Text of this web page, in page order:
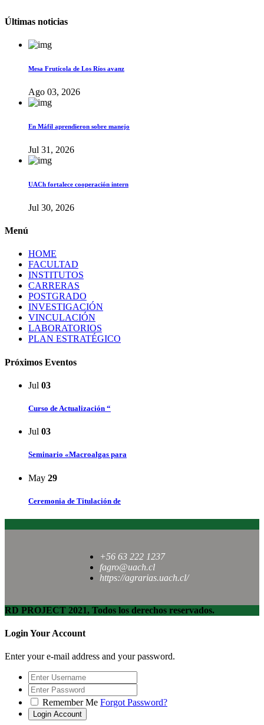
Últimas noticias
Mesa Frutícola de Los Ríos avanz
Ago 03, 2026
En Máfil aprendieron sobre manejo
Jul 31, 2026
UACh fortalece cooperación intern
Jul 30, 2026
Menú
HOME
FACULTAD
INSTITUTOS
CARRERAS
POSTGRADO
INVESTIGACIÓN
VINCULACIÓN
LABORATORIOS
PLAN ESTRATÉGICO
Próximos Eventos
Jul 03
Curso de Actualización “
Jul 03
Seminario «Macroalgas para
May 29
Ceremonia de Titulación de
+56 63 222 1237
fagro@uach.cl
https://agrarias.uach.cl/
RD PROJECT 2021, Todos los derechos reservados.
Login Your Account
Enter your e-mail address and your password.
Remember Me Forgot Password?